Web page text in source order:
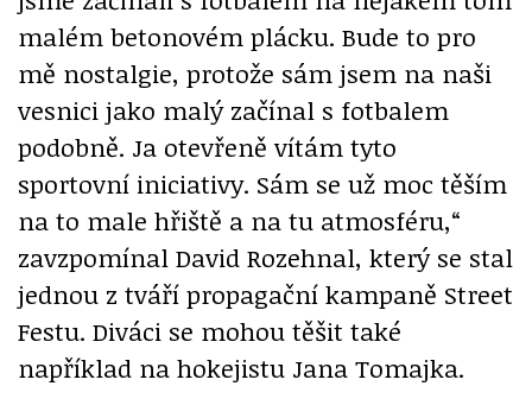
malém betonovém plácku. Bude to pro
mě nostalgie, protože sám jsem na naši
vesnici jako malý začínal s fotbalem
podobně. Ja otevřeně vítám tyto
sportovní iniciativy. Sám se už moc těším
na to male hřiště a na tu atmosféru,“
zavzpomínal David Rozehnal, který se stal
jednou z tváří propagační kampaně Street
Festu. Diváci se mohou těšit také
například na hokejistu Jana Tomajka.